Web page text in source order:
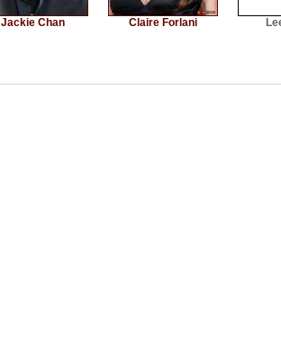
Jackie Chan Claire Forlani